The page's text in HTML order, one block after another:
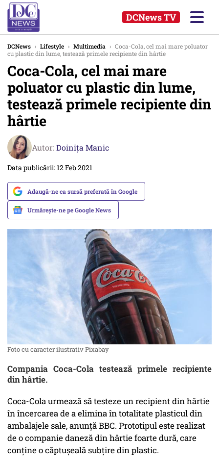
DCNews TV
DCNews › Lifestyle › Multimedia › Coca-Cola, cel mai mare poluator
cu plastic din lume, testează primele recipiente din hârtie
Coca-Cola, cel mai mare
poluator cu plastic din lume,
testează primele recipiente din
hârtie
Autor:Doinița Manic
Data publicării: 12 Feb 2021
Adaugă-ne ca sursă preferată în Google
Urmărește-ne pe Google News
Foto cu caracter ilustrativ Pixabay
Compania Coca-Cola testează primele recipiente
din hârtie.
Coca-Cola urmează să testeze un recipient din hârtie
în încercarea de a elimina în totalitate plasticul din
ambalajele sale, anunță BBC. Prototipul este realizat
de o companie daneză din hârtie foarte dură, care
conține o căptușeală subțire din plastic.